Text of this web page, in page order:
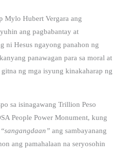
Mylo Hubert Vergara ang
ang pagbabantay at
ni Hesus ngayong panahon ng
panawagan para sa moral at
gitna ng mga isyung kinakaharap ng
sa isinagawang Trillion Peso
People Power Monument, kung
“sangangdaan” ang sambayanang
ang pamahalaan na seryosohin